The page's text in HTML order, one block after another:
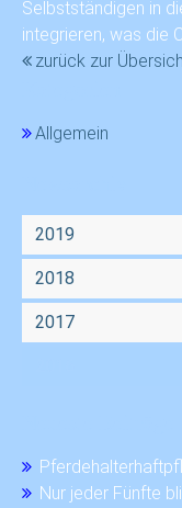
Selbstständigen in
integrieren, was die
zurück zur
Allgemein
2019
2018
2017
Nur jeder Fünfte